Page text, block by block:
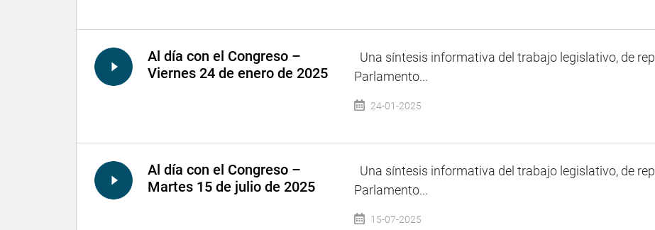
Al día con el Congreso –
Viernes 24 de enero de 2025
Una síntesis informativa del trabajo legislativo, de
Parlamento...
24-01-2025
Al día con el Congreso –
Martes 15 de julio de 2025
Una síntesis informativa del trabajo legislativo, de
Parlamento...
15-07-2025